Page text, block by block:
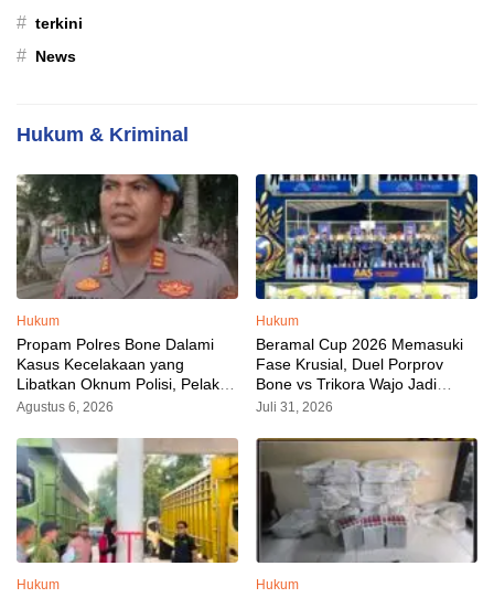
# terkini
# News
Hukum & Kriminal
Hukum
Propam Polres Bone Dalami
Kasus Kecelakaan yang
Libatkan Oknum Polisi, Pelaku
Sudah Diamankan
Agustus 6, 2026
Hukum
Beramal Cup 2026 Memasuki
Fase Krusial, Duel Porprov
Bone vs Trikora Wajo Jadi
Sorotan Malam Ini
Juli 31, 2026
Hukum Hukum